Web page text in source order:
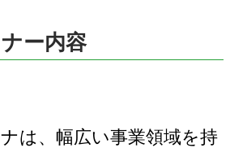
ー内容
は、幅広い事業領域を持